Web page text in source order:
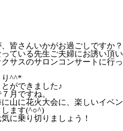
皆さんいかがお過ごしですか？
ている先生ご夫婦にお誘い頂い
サスのサロンコンサートに行っ
り^^*
ができました♪
月ですね。
山に花火大会に、楽しいイベン
します(^○^)
に乗り切りましょう！